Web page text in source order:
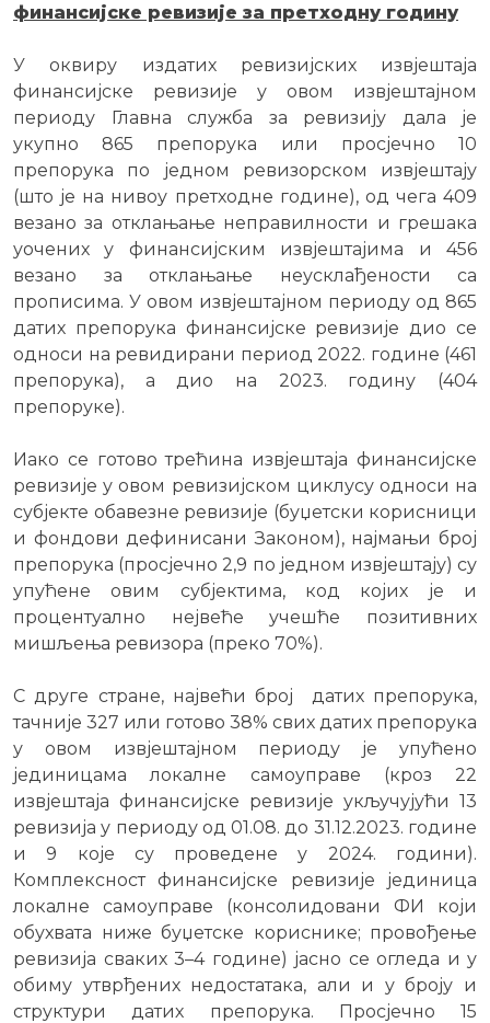
финансијске ревизије за претходну годину
У оквиру издатих ревизијских извјештаја
финансијске ревизије у овом извјештајном
периоду Главна служба за ревизију дала је
укупно 865 препорука или просјечно 10
препорука по једном ревизорском извјештају
(што је на нивоу претходне године), од чега 409
везано за отклањање неправилности и грешака
уочених у финансијским извјештајима и 456
везано за отклањање неусклађености са
прописима. У овом извјештајном периоду од 865
датих препорука финансијске ревизије дио се
односи на ревидирани период 2022. године (461
препорука), а дио на 2023. годину (404
препоруке).
Иако се готово трећина извјештаја финансијске
ревизије у овом ревизијском циклусу односи на
субјекте обавезне ревизије (буџетски корисници
и фондови дефинисани Законом), најмањи број
препорука (просјечно 2,9 по једном извјештају) су
упућене овим субјектима, код којих је и
процентуално нејвеће учешће позитивних
мишљења ревизора (преко 70%).
С друге стране, највећи број датих препорука,
тачније 327 или готово 38% свих датих препорука
у овом извјештајном периоду је упућено
јединицама локалне самоуправе (кроз 22
извјештаја финансијске ревизије укључујући 13
ревизија у периоду од 01.08. до 31.12.2023. године
и 9 које су проведене у 2024. години).
Комплексност финансијске ревизије јединица
локалне самоуправе (консолидовани ФИ који
обухвата ниже буџетске кориснике; провођење
ревизија сваких 3–4 године) јасно се огледа и у
обиму утврђених недостатака, али и у броју и
структури датих препорука. Просјечно 15